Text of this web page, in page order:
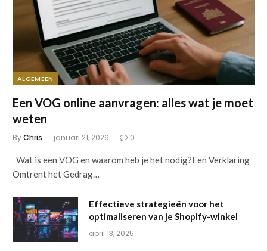
ALGEMEEN
Een VOG online aanvragen: alles wat je moet
weten
ByChris januari 21, 2026 0
Wat is een VOG en waarom heb je het nodig?Een Verklaring
Omtrent het Gedrag…
Effectieve strategieën voor het
optimaliseren van je Shopify-winkel
april 13, 2025